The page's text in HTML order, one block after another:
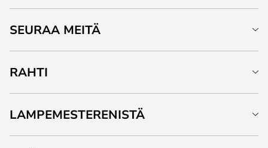
SEURAA MEITÄ
RAHTI
LAMPEMESTERENISTÄ